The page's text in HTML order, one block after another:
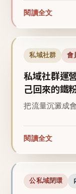
閱讀全文
私域社群 會
私域社群運
己回來的鐵
把流量沉澱成
閱讀全文
公私域閉環